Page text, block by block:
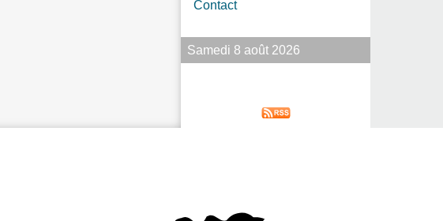
Contact
Samedi 8 août 2026